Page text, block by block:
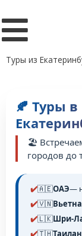
Туры из
🍂 Туры
🏖️
городов до
🇦🇪ОАЭ—
🇻🇳
🇱🇰Шри-
🇹🇭